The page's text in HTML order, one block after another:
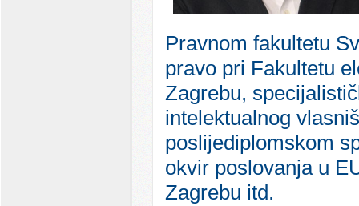
Pravnom fakultetu
pravo pri Fakultetu
Zagrebu,
intelektualnog
poslijediplomskom
okvir poslovanja u
Zagrebu itd.